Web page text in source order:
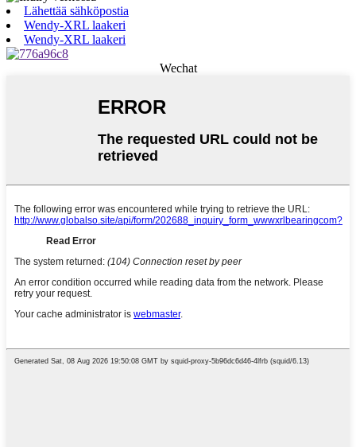
Lähettää sähköpostia
Wendy-XRL laakeri
Wendy-XRL laakeri
Wechat